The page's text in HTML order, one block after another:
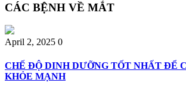
CÁC BỆNH VỀ MẮT
April 2, 2025 0
CHẾ ĐỘ DINH DƯỠNG TỐT NHẤT ĐỂ
KHỎE MẠNH